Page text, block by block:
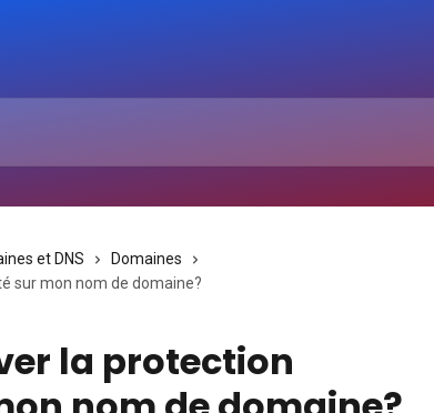
et DNS
Domaines
sur mon nom de domaine?
la protection